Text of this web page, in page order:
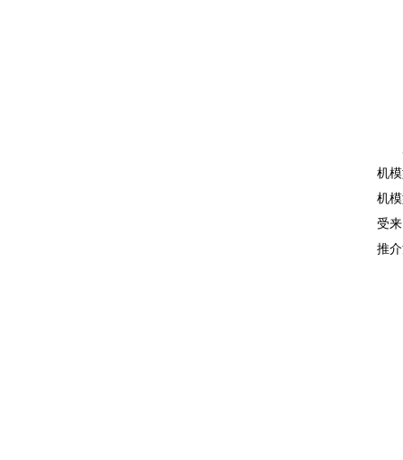
展
机
机
受
推